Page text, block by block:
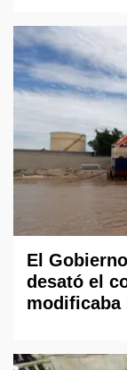
El
desató el
modificaba